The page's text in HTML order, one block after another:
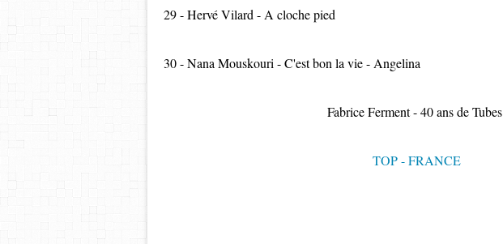
29 - Hervé Vilard - A cloche pied
30 - Nana Mouskouri - C'est bon la vie - Angelina
Fabrice Ferment - 40 ans de Tubes
TOP - FRANCE